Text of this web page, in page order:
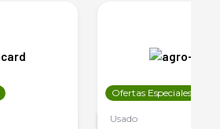
Ofertas Especiales
Usado